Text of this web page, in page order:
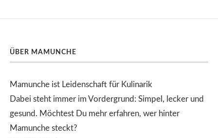
ÜBER MAMUNCHE
Mamunche ist Leidenschaft für Kulinarik
Dabei steht immer im Vordergrund: Simpel, lecker und
gesund. Möchtest Du mehr erfahren, wer hinter
Mamunche steckt?